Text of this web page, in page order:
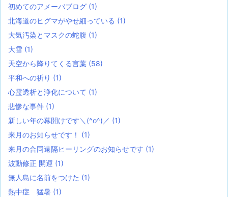
初めてのアメーバブログ (1)
北海道のヒグマがやせ細っている (1)
大気汚染とマスクの蛇腹 (1)
大雪 (1)
天空から降りてくる言葉 (58)
平和への祈り (1)
心霊透析と浄化について (1)
悲惨な事件 (1)
新しい年の幕開けです＼(^o^)／ (1)
来月のお知らせです！ (1)
来月の合同遠隔ヒーリングのお知らせです (1)
波動修正 開運 (1)
無人島に名前をつけた (1)
熱中症 猛暑 (1)